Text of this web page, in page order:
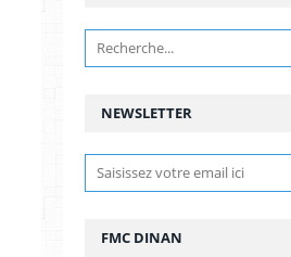
NEWSLETTER
FMC DINAN